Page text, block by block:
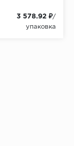
3 578.92 ₽/
упаковка